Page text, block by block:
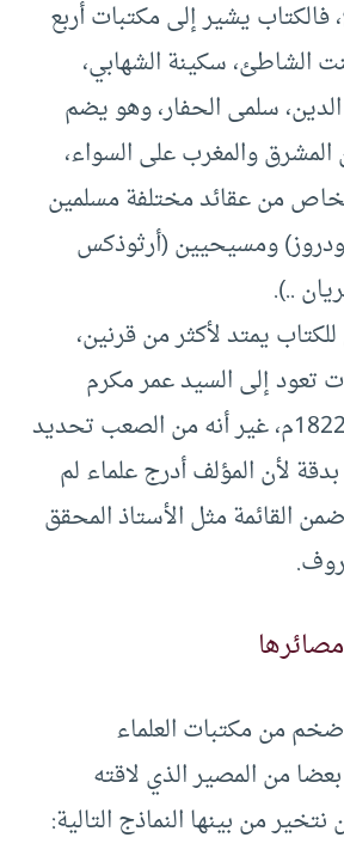
فالكتاب يشير إلى مكتبات أربع
الشاطئ، سكينة الشهابي،
سلمى الحفار، وهو يضم
والمغرب على السواء،
من عقائد مختلفة مسلمين
ومسيحيين (أرثوذكس
..).
للكتاب يمتد لأكثر من قرنين،
تعود إلى السيد عمر مكرم
المتوفى عام 1822م، غير أنه من الصعب تحديد
لأن المؤلف أدرج علماء لم
القائمة مثل الأستاذ المحقق
من مكتبات العلماء
من المصير الذي لاقته
من بينها النماذج التالية: